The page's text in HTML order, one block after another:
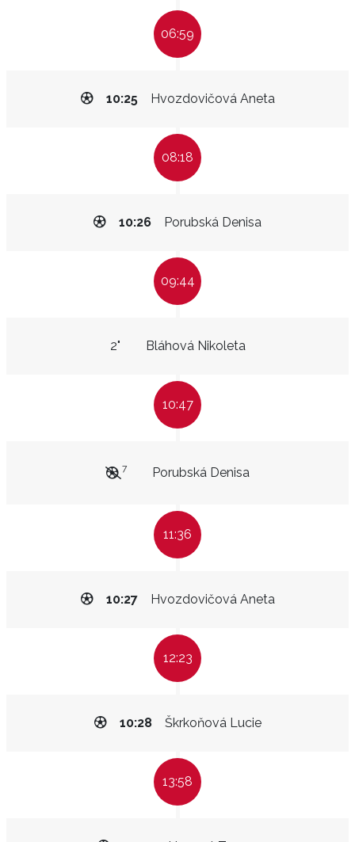
06:59
Hvozdovičová Aneta
10:25
08:18
Porubská Denisa
10:26
09:44
Bláhová Nikoleta
2"
10:47
Porubská Denisa
7
11:36
Hvozdovičová Aneta
10:27
12:23
Škrkoňová Lucie
10:28
13:58